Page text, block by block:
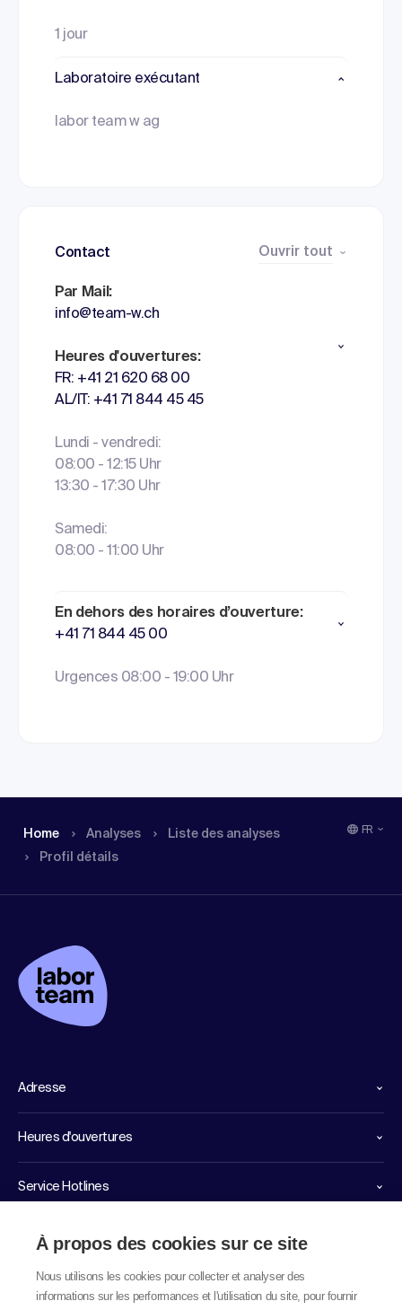
1 jour
Laboratoire exécutant
labor team w ag
Contact Ouvrir tout
Par Mail:
info@team-w.ch
Heures d'ouvertures:
FR: +41 21 620 68 00
AL/IT: +41 71 844 45 45
Lundi - vendredi:
08:00 - 12:15 Uhr
13:30 - 17:30 Uhr
Samedi:
08:00 - 11:00 Uhr
En dehors des horaires d’ouverture:
+41 71 844 45 00
Urgences 08:00 - 19:00 Uhr
Home Analyses
Liste des analyses
Profil détails
FR
Adresse
Heures d'ouvertures
Service Hotlines
Liens importants
À propos des cookies sur ce site
Nous utilisons les cookies pour collecter et analyser des
informations sur les performances et l'utilisation du site, pour fournir